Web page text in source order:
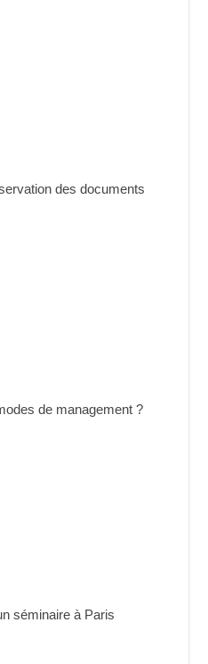
des documents
de management ?
séminaire à Paris